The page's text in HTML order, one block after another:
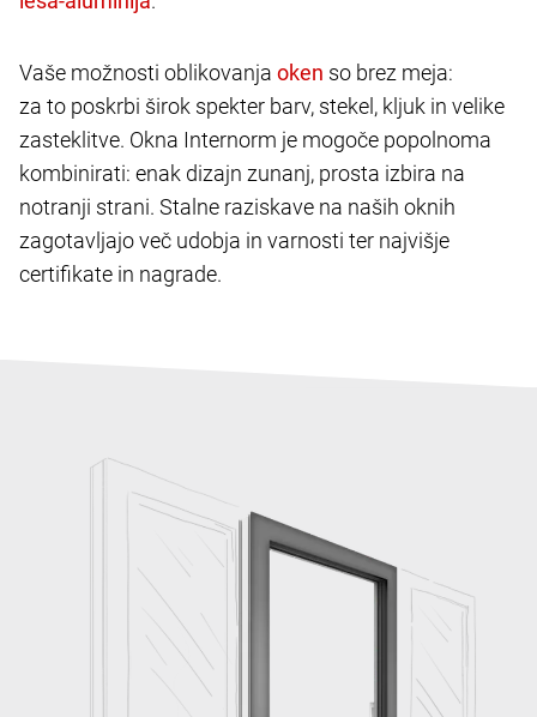
Vaše možnosti oblikovanja
so brez meja:
za to poskrbi širok spekter barv, stekel, kljuk in velike
zasteklitve. Okna Internorm je mogoče popolnoma
kombinirati: enak dizajn zunanj, prosta izbira na
notranji strani. Stalne raziskave na naših oknih
zagotavljajo več udobja in varnosti ter najvišje
certifikate in nagrade.